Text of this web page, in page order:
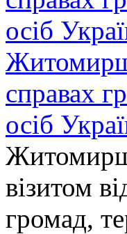
справах
осіб
візитом
громад,